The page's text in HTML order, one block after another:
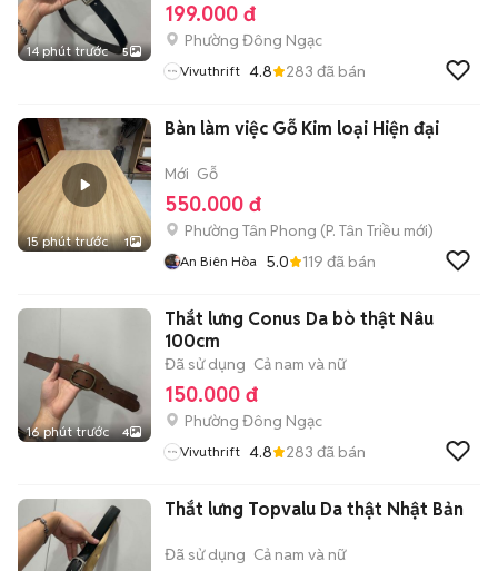
14 phút trước 5
199.000 đ
Phường Đông Ngạc
Vivuthrift 4.8 283 đã bán
15 phút trước 1
Bàn làm việc Gỗ Kim loại Hiện đại
Mới Gỗ
550.000 đ
Phường Tân Phong (P. Tân Triều mới)
An Biên Hòa 5.0 119 đã bán
16 phút trước 4
Thắt lưng Conus Da bò thật Nâu
100cm
Đã sử dụng Cả nam và nữ
150.000 đ
Phường Đông Ngạc
Vivuthrift 4.8 283 đã bán
Thắt lưng Topvalu Da thật Nhật Bản
Đã sử dụng Cả nam và nữ